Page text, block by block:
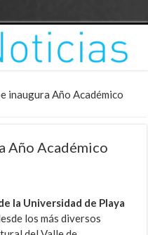
inaugura Año Académico
Año Académico
la Universidad de Playa
los más diversos